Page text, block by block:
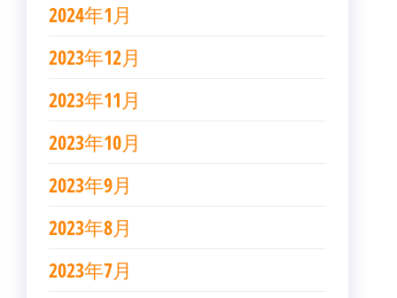
2024年1月
2023年12月
2023年11月
2023年10月
2023年9月
2023年8月
2023年7月